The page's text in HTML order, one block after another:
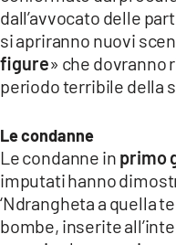
dall’avvocato delle
si apriranno nuovi
figure» che dovranno
periodo terribile della
Le condanne
Le condanne in primo
imputati hanno
‘Ndrangheta a quella
bombe, inserite